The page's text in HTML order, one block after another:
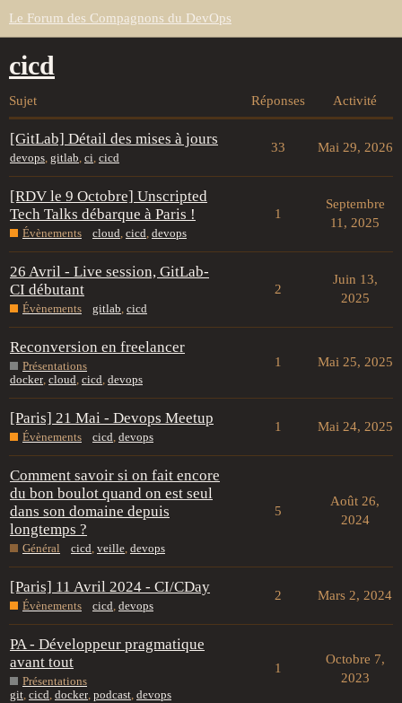
Le Forum des Compagnons du DevOps
cicd
Sujet Réponses Activité
[GitLab] Détail des mises à jours
devops, gitlab, ci, cicd
33 Mai 29, 2026
[RDV le 9 Octobre] Unscripted
Tech Talks débarque à Paris !
Évènements cloud, cicd, devops
1
Septembre
11, 2025
26 Avril - Live session, GitLab-
CI débutant
Évènements gitlab, cicd
2
Juin 13,
2025
Reconversion en freelancer
Présentations
docker, cloud, cicd, devops
1 Mai 25, 2025
[Paris] 21 Mai - Devops Meetup
Évènements cicd, devops
1 Mai 24, 2025
Comment savoir si on fait encore
du bon boulot quand on est seul
dans son domaine depuis
longtemps ?
Général cicd, veille, devops
5
Août 26,
2024
[Paris] 11 Avril 2024 - CI/CDay
Évènements cicd, devops
2 Mars 2, 2024
PA - Développeur pragmatique
avant tout
Présentations
git, cicd, docker, podcast, devops
1
Octobre 7,
2023